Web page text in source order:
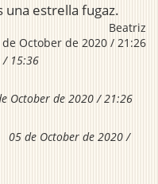
una estrella fugaz.
Beatriz
de October de 2020 / 21:26
/ 15:36
October de 2020 / 21:26
05 de October de 2020 /